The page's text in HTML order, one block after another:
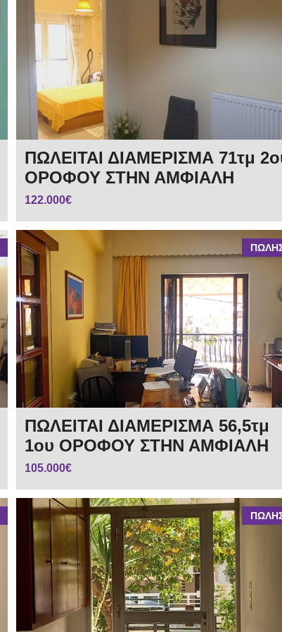
ΠΩΛΕΙΤΑΙ ΔΙΑΜΕΡΙΣΜΑ 71τμ
ΟΡΟΦΟΥ ΣΤΗΝ ΑΜΦΙΑΛΗ
122.000€
ΠΩΛΕΙΤΑΙ ΔΙΑΜΕΡΙΣΜΑ 56,5τμ
1ου ΟΡΟΦΟΥ ΣΤΗΝ ΑΜΦΙΑΛΗ
105.000€